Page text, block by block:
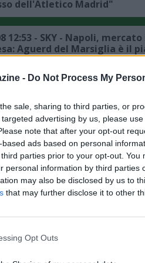
- Do Not Process My
sale, sharing to third parties, or
advertising by us, please
note that after your opt-out
ads based on personal
parties prior to your opt-out. You
personal information by third parties
may also be disclosed by us to
that may further disclose it to other
Opt Outs
dell'Atletico Madrid"
12:53 - SKY - Napoli, mercato
Aguerd del Marsiglia è il
degli azzurri
in difesa: ecco le alte
dalla Juventus per Gatti
10:50 - SKY - Napoli, mercato
interesse per Gabriel
piaciuto ad Allegri
in entrata: Zeballos e